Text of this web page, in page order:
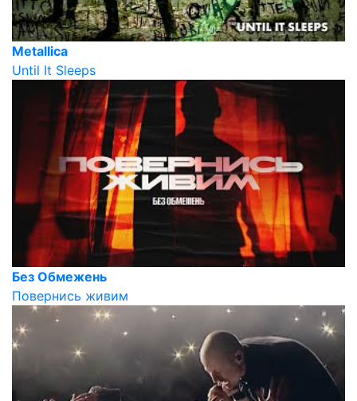
Metallica
Until It Sleeps
Без Обмежень
Повернись живим